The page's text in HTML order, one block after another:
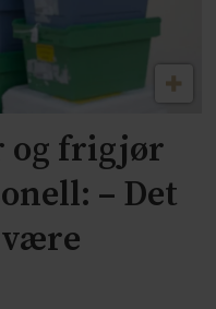
og frigjør
– Det